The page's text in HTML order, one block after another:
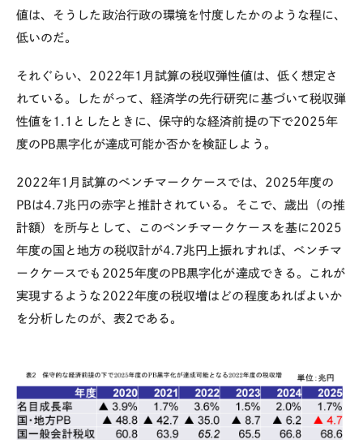
値は、そうした政治行政の環境を忖度したかのような程に、
低いのだ。
それぐらい、 2022年1 月試算の税収弾性値は、低く想定さ
れている。したがって、経済学の先行研究に基づいて税収弾
性値を 1.1 としたときに、保守的な経済前提の下で2025年
度の PB黒字化が達成可能か否かを検証しよう。
2022年1 月試算のベンチマークケースでは、 2025年度の
PBは4.7兆円の赤字と推計されている。そこで、歳出（の推
計額）を所与として、このベンチマークケースを基に 2025
年度の国と地方の税収計が4.7兆円上振れすれば、ベンチマ
ークケースでも 2025年度の PB黒字化が達成できる。これが
実現するような 2022年度の税収増はどの程度あればよいか
を分析したのが、表2 である。